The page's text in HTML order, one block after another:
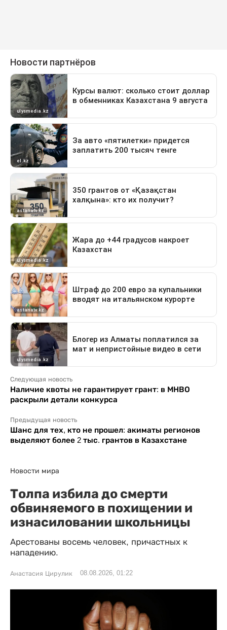
Следующая новость
Наличие квоты не гарантирует грант: в МНВО
раскрыли детали конкурса
Предыдущая новость
Шанс для тех, кто не прошел: акиматы регионов
выделяют более 2 тыс. грантов в Казахстане
Новости мира
Толпа избила до смерти
обвиняемого в похищении и
изнасиловании школьницы
Арестованы восемь человек, причастных к
нападению.
Анастасия Цирулик 08.08.2026, 01:22